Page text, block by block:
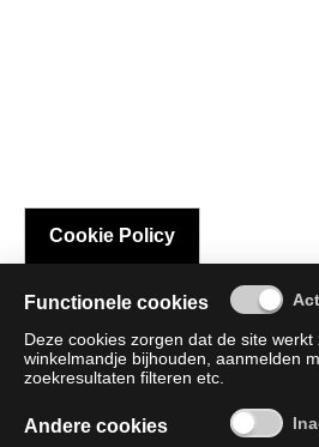
Cookie Policy
Functionele cookies
Deze cookies zorgen dat de site
winkelmandje bijhouden, aanmelden
zoekresultaten filteren etc.
Andere cookies